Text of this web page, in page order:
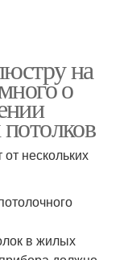
на
о
нескольких
в жилых